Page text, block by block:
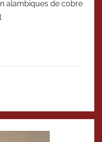
alambiques de cobre